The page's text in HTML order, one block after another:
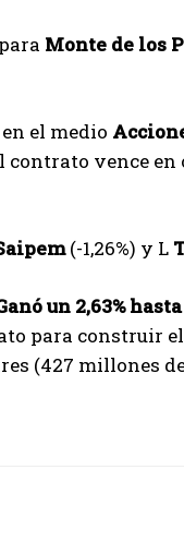
Monte de los
el medio
contrato vence
(-1,26%) y L
un 2,63%
para construir
(427 millones